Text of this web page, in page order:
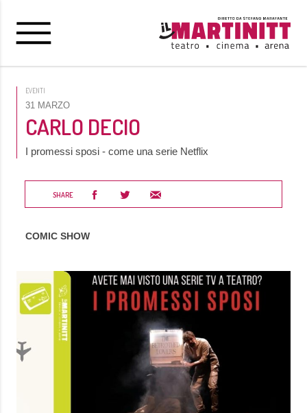
EVENTI
31 MARZO
CARLO DECIO
I promessi sposi - come una serie Netflix
SHARE
COMIC SHOW